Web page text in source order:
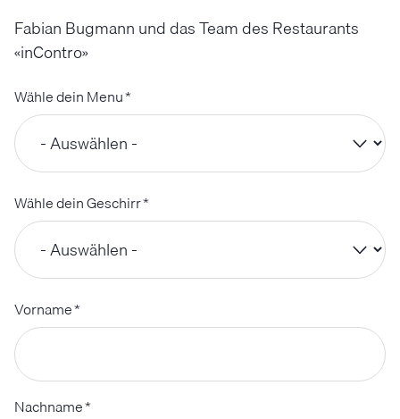
Fabian Bugmann und das Team des Restaurants
«inContro»
Wähle dein Menu*
Wähle dein Geschirr*
Vorname*
Nachname*